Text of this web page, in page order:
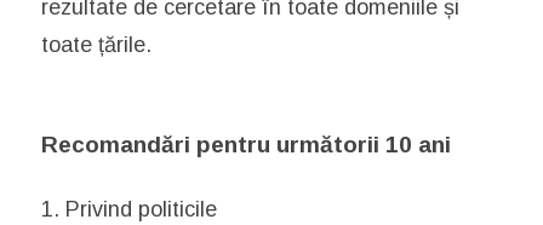
rezultate de cercetare în toate domeniile și
toate țările.
Recomandări pentru următorii 10 ani
1. Privind politicile